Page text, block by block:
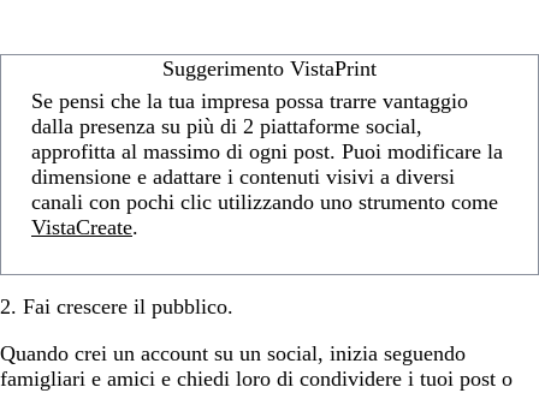
Suggerimento VistaPrint
Se pensi che la tua impresa possa trarre vantaggio
dalla presenza su più di 2 piattaforme social,
approfitta al massimo di ogni post. Puoi modificare la
dimensione e adattare i contenuti visivi a diversi
canali con pochi clic utilizzando uno strumento come
VistaCreate.
2. Fai crescere il pubblico.
Quando crei un account su un social, inizia seguendo
famigliari e amici e chiedi loro di condividere i tuoi post o